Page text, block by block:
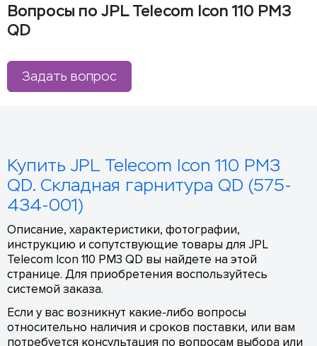
Вопросы по JPL Telecom Icon 110 PM3
QD
Задать вопрос
Купить JPL Telecom Icon 110 PM3
QD. Складная гарнитура QD (575-
434-001)
Описание, характеристики, фотографии,
инструкцию и сопутствующие товары для JPL
Telecom Icon 110 PM3 QD вы найдете на этой
странице. Для приобретения воспользуйтесь
системой заказа.
Если у вас возникнут какие-либо вопросы
относительно наличия и сроков поставки, или вам
потребуется консультация по вопросам выбора или